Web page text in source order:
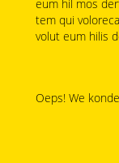
eum hil mos
tem qui
volut eum hilis
Oeps! We